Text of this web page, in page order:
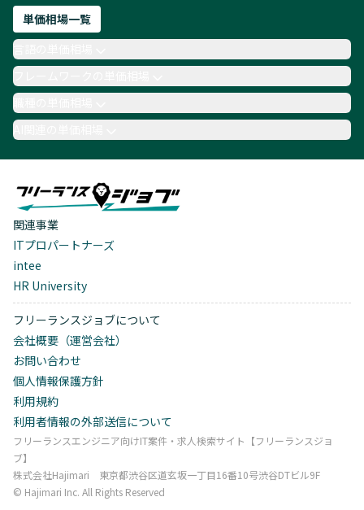
単価相場一覧
職種の単価相場
AI関連の単価相場
関連事業
ITプロパートナーズ
intee
HR University
フリーランスジョブについて
会社概要（運営会社）
お問い合わせ
個人情報保護方針
利用規約
利用者情報の外部送信について
フリーランスエンジニア向けIT案件・求人検索サイト【フリーランスジョ
ブ】
株式会社Hajimari 東京都渋谷区道玄坂一丁目16番10号渋谷DTビル9F
©︎ Hajimari Inc. All Rights Reserved